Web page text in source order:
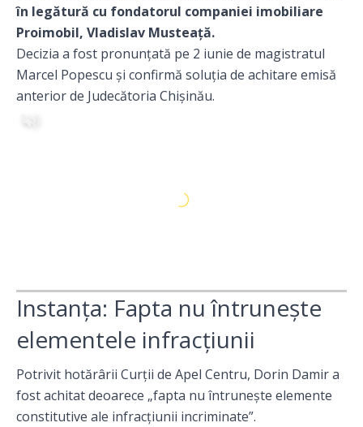
în legătură cu fondatorul companiei imobiliare
Proimobil, Vladislav Musteață.
Decizia a fost pronunțată pe 2 iunie de magistratul
Marcel Popescu și confirmă soluția de achitare emisă
anterior de Judecătoria Chișinău.
Instanța: Fapta nu întrunește
elementele infracțiunii
Potrivit hotărârii Curții de Apel Centru, Dorin Damir a
fost achitat deoarece „fapta nu întrunește elemente
constitutive ale infracțiunii incriminate”.